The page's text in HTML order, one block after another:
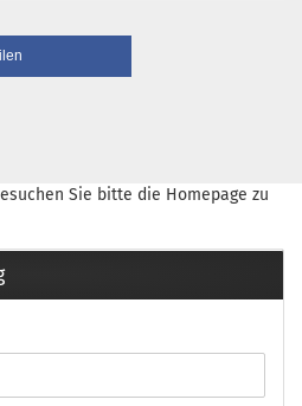
Sie bitte die Homepage zu